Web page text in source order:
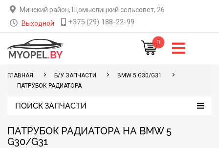
Минский район, Щомыслицкий сельсовет, 26
Выходной
+375 (29) 188-22-99
0
ГЛАВНАЯ Б/У ЗАПЧАСТИ
BMW 5 G30/G31
ПАТРУБОК РАДИАТОРА
ПОИСК ЗАПЧАСТИ
ПАТРУБОК РАДИАТОРА НА BMW 5
G30/G31